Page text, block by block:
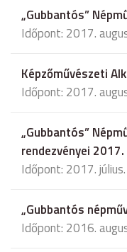
„Gubbantós”
Időpont: 2017.
Képzőművészeti
Időpont: 2017.
„Gubbantós”
rendezvényei 2017.
Időpont: 2017.
„Gubbantós
Időpont: 2016.